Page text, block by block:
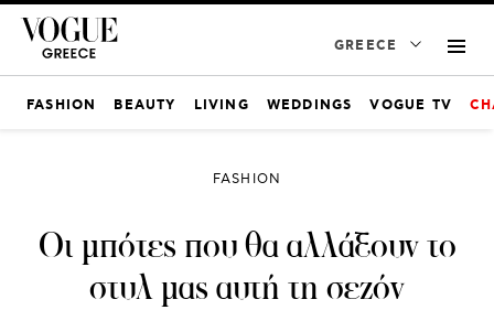
GREECE
FASHION BEAUTY LIVING WEDDINGS VOGUE TV
FASHION
Οι μπότες που θα αλλάξουν το
στυλ μας αυτή τη σεζόν